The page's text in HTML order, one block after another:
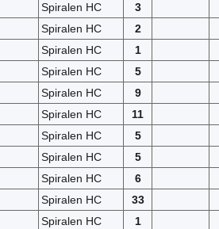
Spiralen HC
3
Spiralen HC
2
Spiralen HC
1
Spiralen HC
5
Spiralen HC
9
Spiralen HC
11
Spiralen HC
5
Spiralen HC
5
Spiralen HC 6
Spiralen HC
33
Spiralen HC
1